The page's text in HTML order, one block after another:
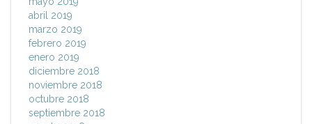
abril 2019
marzo 2019
febrero 2019
enero 2019
diciembre 2018
noviembre 2018
octubre 2018
septiembre 2018